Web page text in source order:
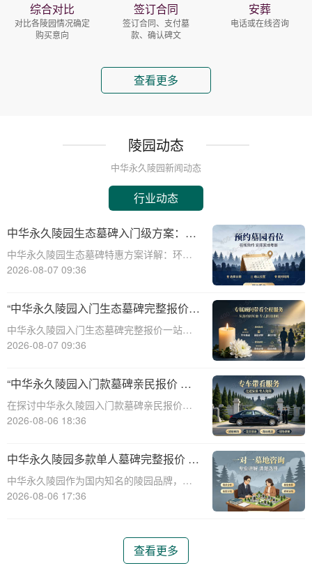
综合对比
对比各陵园情况确定
购买意向
签订合同
签订合同、支付墓
款、确认碑文
安葬
电话或在线咨询
查看更多
陵园动态
中华永久陵园新闻动态
行业动态
中华永久陵园生态墓碑入门级方案：完
整报价与一站式服务打包特惠解析
中华永久陵园生态墓碑特惠方案详解：环
保、经济、个性化选择☎ 中华永久陵园电
提升，选择一个环保且经济的陵园及墓碑成
为许多家庭的考虑。中华永久陵园，作
2026-08-07 09:36
“中华永久陵园入门生态墓碑完整报价
一站式服务打包特惠详解”
中华永久陵园入门生态墓碑完整报价一站式
服务打包特惠详解☎ 中华永久陵园电话:400-
之一，一直致力于提供高品质、个性化的墓
碑服务。生态墓碑作为一种环保、
2026-08-07 09:36
“中华永久陵园入门款墓碑亲民报价 一
次性付清享折上折：超值优惠与便捷选
择的完美结合”
在探讨中华永久陵园入门款墓碑亲民报价这
一主题时，我们首先需要理解墓碑选择的重
对逝者的纪念，也是对生者情感的寄托。因
此，选择一款既符合预算又具有纪念意义的
墓碑显得尤
2026-08-06 18:36
中华永久陵园多款单人墓碑完整报价 淡
季下单直降数千元详解
中华永久陵园作为国内知名的陵园品牌，提
供多种单人墓碑选择，满足不同客户的需
元的优惠政策，帮助消费者做出明智的选
2026-08-06 17:36
查看更多